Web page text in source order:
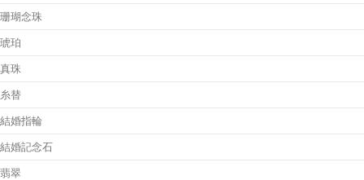
珊瑚念珠
琥珀
真珠
糸替
結婚指輪
結婚記念石
翡翠